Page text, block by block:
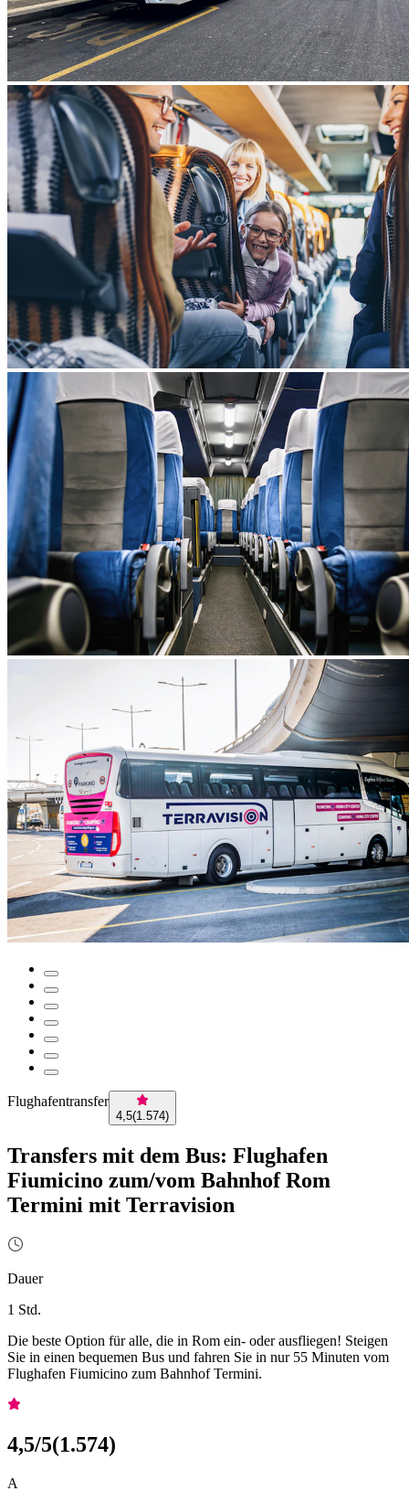
Flughafentransfer
4,5(1.574)
Transfers mit dem Bus: Flughafen
Fiumicino zum/vom Bahnhof Rom
Termini mit Terravision
Dauer
1 Std.
Die beste Option für alle, die in Rom ein- oder ausfliegen! Steigen
Sie in einen bequemen Bus und fahren Sie in nur 55 Minuten vom
Flughafen Fiumicino zum Bahnhof Termini.
4,5/5(1.574)
A